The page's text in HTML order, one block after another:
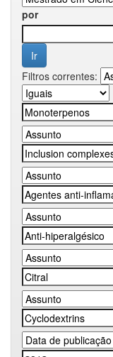
por
Filtros correntes: